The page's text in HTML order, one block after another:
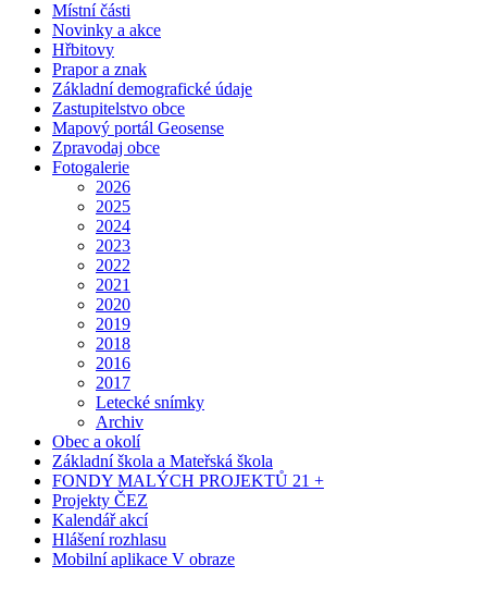
Místní části
Novinky a akce
Hřbitovy
Prapor a znak
Základní demografické údaje
Zastupitelstvo obce
Mapový portál Geosense
Zpravodaj obce
Fotogalerie
2026
2025
2024
2023
2022
2021
2020
2019
2018
2016
2017
Letecké snímky
Archiv
Obec a okolí
Základní škola a Mateřská škola
FONDY MALÝCH PROJEKTŮ 21 +
Projekty ČEZ
Kalendář akcí
Hlášení rozhlasu
Mobilní aplikace V obraze